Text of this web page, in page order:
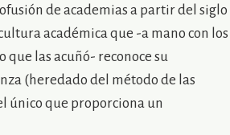
de academias a partir del siglo
académica que -a mano con los
que las acuñó- reconoce su
(heredado del método de las
único que proporciona un